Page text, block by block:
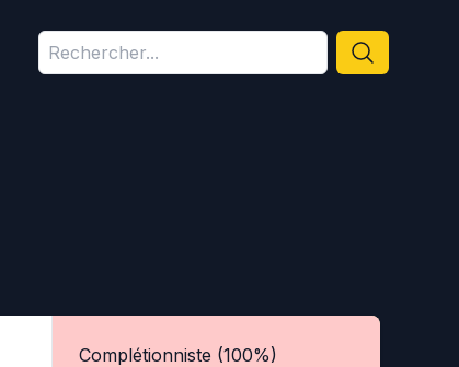
Complétionniste (100%)